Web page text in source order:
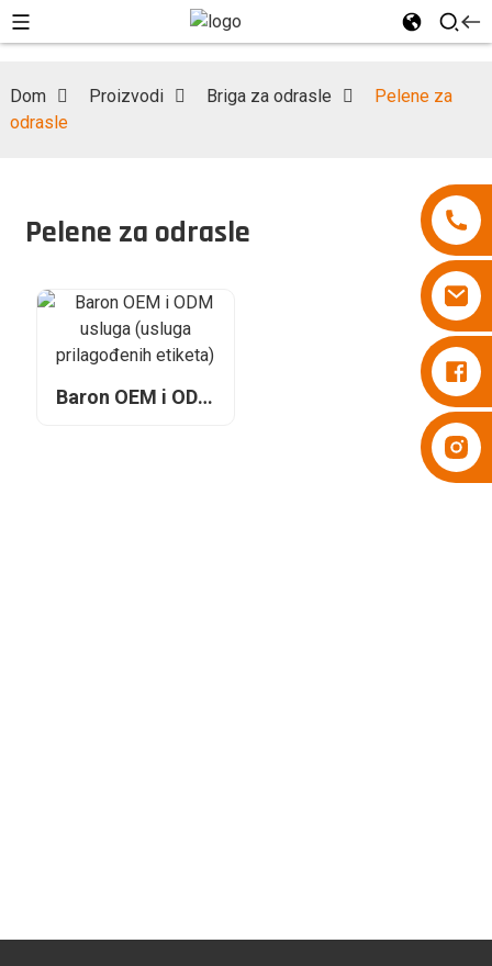
Dom Proizvodi Briga za odrasle
Pelene za
odrasle
Pelene za odrasle
Baron OEM i ODM